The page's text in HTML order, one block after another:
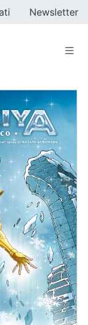
Newsletter